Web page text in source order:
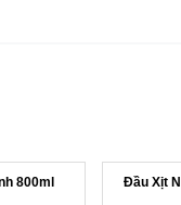
800ml Đầu Xịt